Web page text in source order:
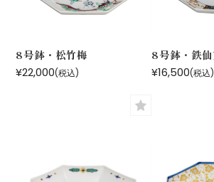
8号鉢・松竹梅
¥22,000(税込)
8号鉢・鉄
¥16,500(税込)